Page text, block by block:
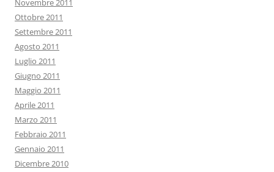
Novembre 2011
Ottobre 2011
Settembre 2011
Agosto 2011
Luglio 2011
Giugno 2011
Maggio 2011
Aprile 2011
Marzo 2011
Febbraio 2011
Gennaio 2011
Dicembre 2010